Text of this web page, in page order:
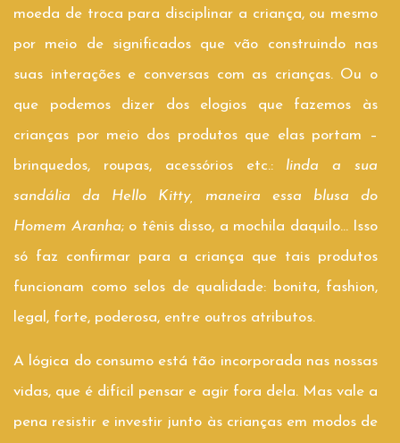
moeda de troca para disciplinar a criança, ou mesmo
por meio de significados que vão construindo nas
suas interações e conversas com as crianças. Ou o
que podemos dizer dos elogios que fazemos às
crianças por meio dos produtos que elas portam –
brinquedos, roupas, acessórios etc.: linda a sua
sandália da Hello Kitty, maneira essa blusa do
Homem Aranha; o tênis disso, a mochila daquilo… Isso
só faz confirmar para a criança que tais produtos
funcionam como selos de qualidade: bonita, fashion,
legal, forte, poderosa, entre outros atributos.
A lógica do consumo está tão incorporada nas nossas
vidas, que é difícil pensar e agir fora dela. Mas vale a
pena resistir e investir junto às crianças em modos de